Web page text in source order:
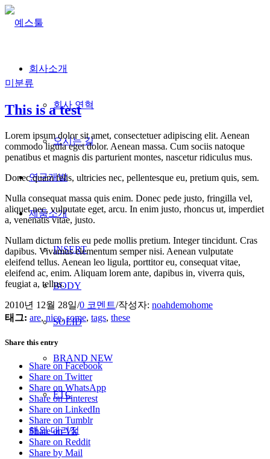
회사소개
회사 연혁
오시는 길
연구개발
제품소개
INSERT
BODY
SOLID
BRAND NEW
ETC
해외 대리점
미분류
This is a test
Lorem ipsum dolor sit amet, consectetuer adipiscing elit. Aenean
commodo ligula eget dolor. Aenean massa. Cum sociis natoque
penatibus et magnis dis parturient montes, nascetur ridiculus mus.
Donec quam felis, ultricies nec, pellentesque eu, pretium quis, sem.
Nulla consequat massa quis enim. Donec pede justo, fringilla vel,
aliquet nec, vulputate eget, arcu. In enim justo, rhoncus ut, imperdiet
a, venenatis vitae, justo.
Nullam dictum felis eu pede mollis pretium. Integer tincidunt. Cras
dapibus. Vivamus elementum semper nisi. Aenean vulputate
eleifend tellus. Aenean leo ligula, porttitor eu, consequat vitae,
eleifend ac, enim. Aliquam lorem ante, dapibus in, viverra quis,
feugiat a, tellus.
2010년 12월 28일/0 코멘트/작성자: noahdemohome
태그: are, nice,some, tags, these
Share this entry
Share on Facebook
Share on Twitter
Share on WhatsApp
Share on Pinterest
Share on LinkedIn
Share on Tumblr
Share on Vk
Share on Reddit
Share by Mail